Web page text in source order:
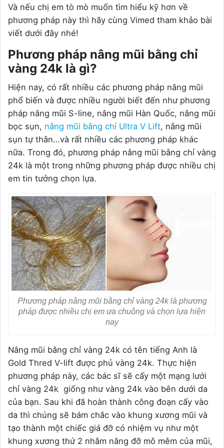
Và nếu chị em tò mò muốn tìm hiểu kỹ hơn về
phương pháp này thì hãy cùng Vimed tham khảo bài
viết dưới đây nhé!
Phương pháp nâng mũi bằng chỉ
vàng 24k là gì?
Hiện nay, có rất nhiều các phương pháp nâng mũi
phổ biến và được nhiều người biết đến như phương
pháp nâng mũi S-line, nâng mũi Hàn Quốc, nâng mũi
bọc sụn, nâng mũi bằng chỉ Ultra V Lift, nâng mũi
sụn tự thân…và rất nhiều các phương pháp khác
nữa. Trong đó, phương pháp nâng mũi bằng chỉ vàng
24k là một trong những phương pháp được nhiều chị
em tin tưởng chọn lựa.
Phương pháp nâng mũi bằng chỉ vàng 24k là phương
pháp được nhiều chị em ưa chuộng và chọn lựa hiện
nay
Nâng mũi bằng chỉ vàng 24k có tên tiếng Anh là
Gold Thred V-lift được phủ vàng 24k. Thực hiện
phương pháp này, các bác sĩ sẽ cấy một mạng lưới
chỉ vàng 24k giống như vàng 24k vào bên dưới da
của bạn. Sau khi đã hoàn thành công đoạn cấy vào
da thì chúng sẽ bám chắc vào khung xương mũi và
tạo thành một chiếc giá đỡ có nhiệm vụ như một
khung xương thứ 2 nhằm nâng đỡ mô mêm của mũi,